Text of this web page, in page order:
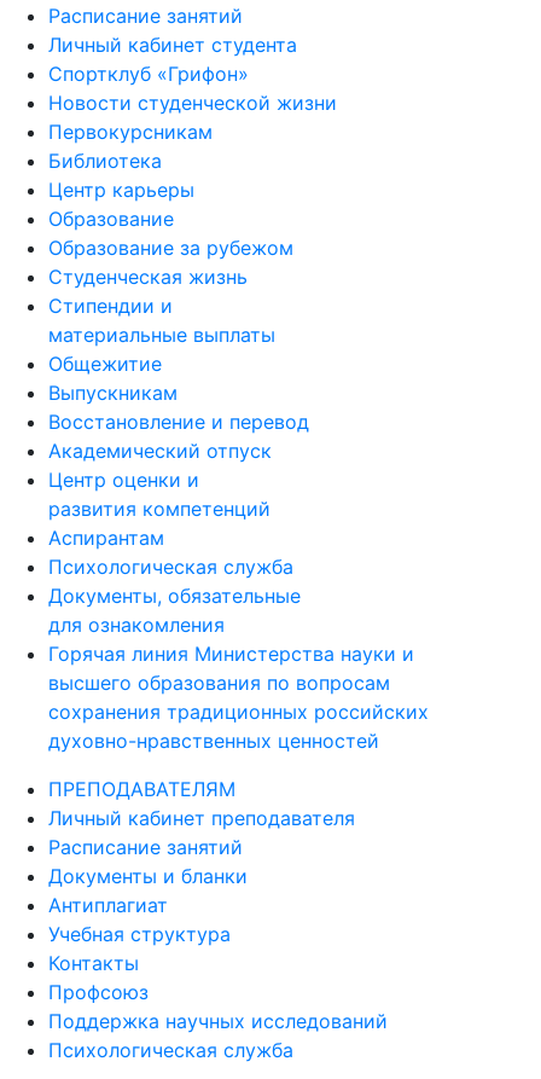
Расписание занятий
Личный кабинет студента
Спортклуб «Грифон»
Новости студенческой жизни
Первокурсникам
Библиотека
Центр карьеры
Образование
Образование за рубежом
Студенческая жизнь
Стипендии и
материальные выплаты
Общежитие
Выпускникам
Восстановление и перевод
Академический отпуск
Центр оценки и
развития компетенций
Аспирантам
Психологическая служба
Документы, обязательные
для ознакомления
Горячая линия Министерства науки и
высшего образования по вопросам
сохранения традиционных российских
духовно-нравственных ценностей
ПРЕПОДАВАТЕЛЯМ
Личный кабинет преподавателя
Расписание занятий
Документы и бланки
Антиплагиат
Учебная структура
Контакты
Профсоюз
Поддержка научных исследований
Психологическая служба